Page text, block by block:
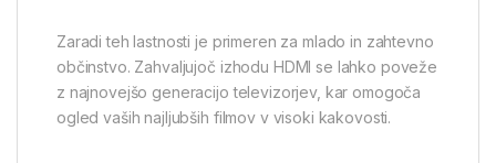
Zaradi teh lastnosti je primeren za mlado in zahtevno
občinstvo. Zahvaljujoč izhodu HDMI se lahko poveže
z najnovejšo generacijo televizorjev, kar omogoča
ogled vaših najljubših filmov v visoki kakovosti.